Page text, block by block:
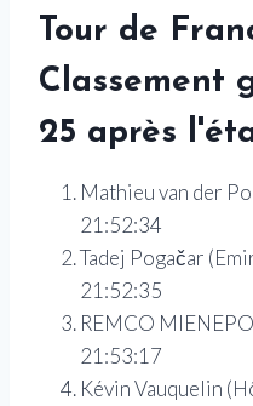
Tour de
Classement
25 après
Mathieu van der
21:52:34
Tadej Pogačar
21:52:35
REMCO
21:53:17
Kévin Vauquelin